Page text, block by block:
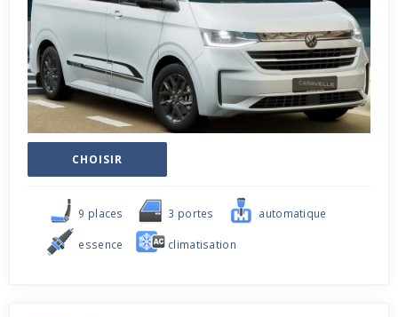
CHOISIR
9 places 3 portes automatique
essence climatisation